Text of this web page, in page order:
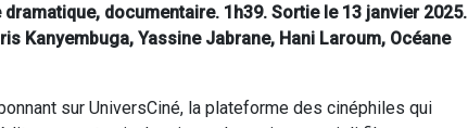
documentaire. 1h39. Sortie le 13 janvier 2025.
Kanyembuga, Yassine Jabrane, Hani Laroum, Océane
sur UniversCiné, la plateforme des cinéphiles qui